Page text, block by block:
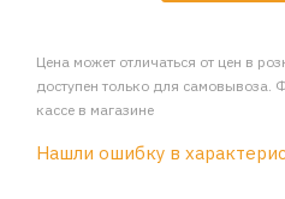
Цена может отличаться от цен в
доступен только для самовывоза.
кассе в магазине
Нашли ошибку в